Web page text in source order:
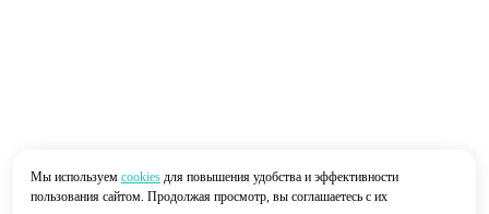
Мы используем cookies для повышения удобства и эффективности
пользования сайтом. Продолжая просмотр, вы соглашаетесь с их